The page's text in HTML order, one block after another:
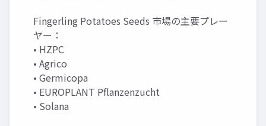
Fingerling Potatoes Seeds 市場の主要プレー
ヤー：
• HZPC
• Agrico
• Germicopa
• EUROPLANT Pflanzenzucht
• Solana